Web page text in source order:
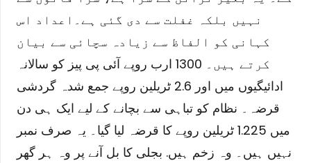
نہیں بلکہ غفلت سے دی گئی ہے۔ اعداد اس
کہانی کو الفاظ سے زیادہ سچائی سے بیان
کرتے ہیں۔ 1300 ارب روپے آئی پی پیز کو سالانہ
ادائیگیوں میں اور 2.6 ٹریلین روپے جمع شدہ گردشی
قرضہ۔ نظام کو تباہی سے بچانے کے لیے ایک ہی دن
میں 1.225 ٹریلین روپے کا قرضہ لیا گیا۔ یہ صرف نمبر
نہیں ہیں۔ وہ زخم ہیں. بجلی کا بل آنے پر وہ ہر گھر